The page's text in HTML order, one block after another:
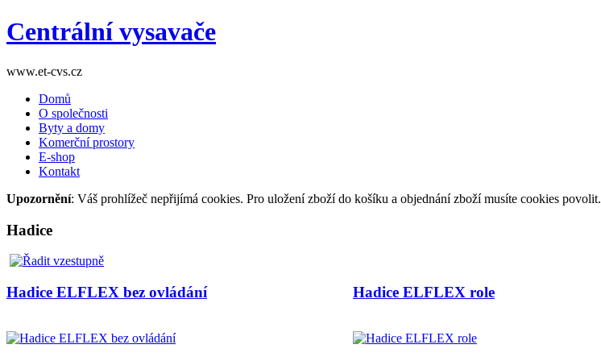
Centrální vysavače
www.et-cvs.cz
Domů
O společnosti
Byty a domy
Komerční prostory
E-shop
Kontakt
Upozornění: Váš prohlížeč nepřijímá cookies. Pro uložení zboží do košíku a objednání zboží musíte cookies povolit.
Hadice
Hadice ELFLEX bez ovládání Hadice ELFLEX role